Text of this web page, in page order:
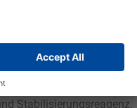
Galvanotechnik und
Stabilisierungsreagenz.